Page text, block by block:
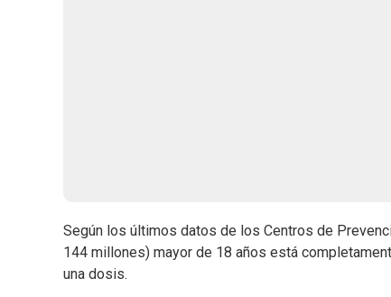
Según los últimos datos de los Centros de
144 millones) mayor de 18 años está
una dosis.